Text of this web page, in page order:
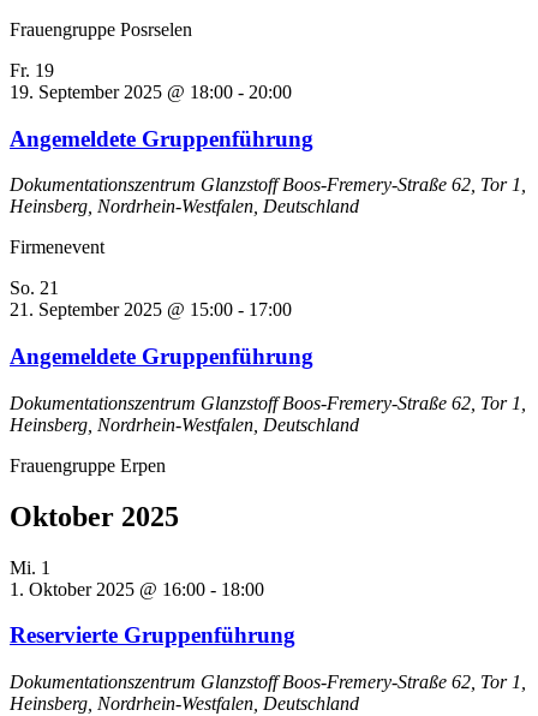
Frauengruppe Posrselen
Fr. 19
19. September 2025 @ 18:00 - 20:00
Angemeldete Gruppenführung
Dokumentationszentrum GlanzstoffBoos-Fremery-Straße 62, Tor 1,
Heinsberg, Nordrhein-Westfalen, Deutschland
Firmenevent
So. 21
21. September 2025 @ 15:00 - 17:00
Angemeldete Gruppenführung
Dokumentationszentrum GlanzstoffBoos-Fremery-Straße 62, Tor 1,
Heinsberg, Nordrhein-Westfalen, Deutschland
Frauengruppe Erpen
Oktober 2025
Mi. 1
1. Oktober 2025 @ 16:00 - 18:00
Reservierte Gruppenführung
Dokumentationszentrum GlanzstoffBoos-Fremery-Straße 62, Tor 1,
Heinsberg, Nordrhein-Westfalen, Deutschland